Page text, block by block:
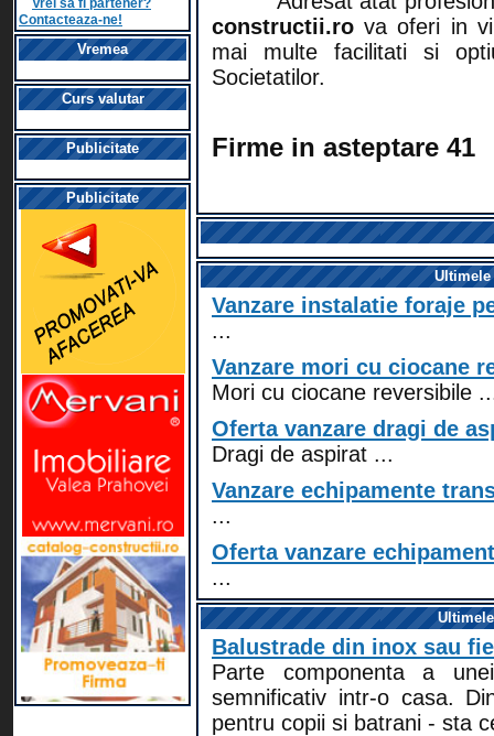
Vrei sa fi partener?
Contacteaza-ne!
Vremea
Curs valutar
Publicitate
Publicitate
constructii.ro va oferi in
mai multe facilitati si
Societatilor.
Firme in asteptare 41
Ultimele
Vanzare instalatie foraje
...
Vanzare mori cu ciocane
Mori cu ciocane reversibile
Oferta vanzare dragi de
Dragi de aspirat ...
Vanzare echipamente
...
Oferta vanzare
...
Balustrade din inox sau
Parte componenta a
semnificativ intr-o casa.
pentru copii si batrani - sta